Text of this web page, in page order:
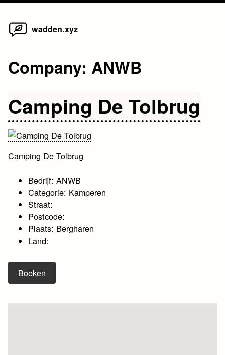
Skip
wadden.xyz
Company: ANWB
Camping De Tolbrug
Camping De Tolbrug
Bedrijf: ANWB
Categorie: Kamperen
Straat:
Postcode:
Plaats: Bergharen
Land:
Boeken